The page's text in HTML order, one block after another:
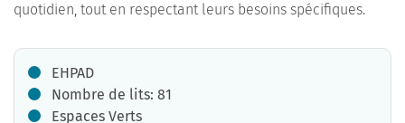
quotidien, tout en respectant leurs besoins spécifiques.
EHPAD
Nombre de lits: 81
Espaces Verts